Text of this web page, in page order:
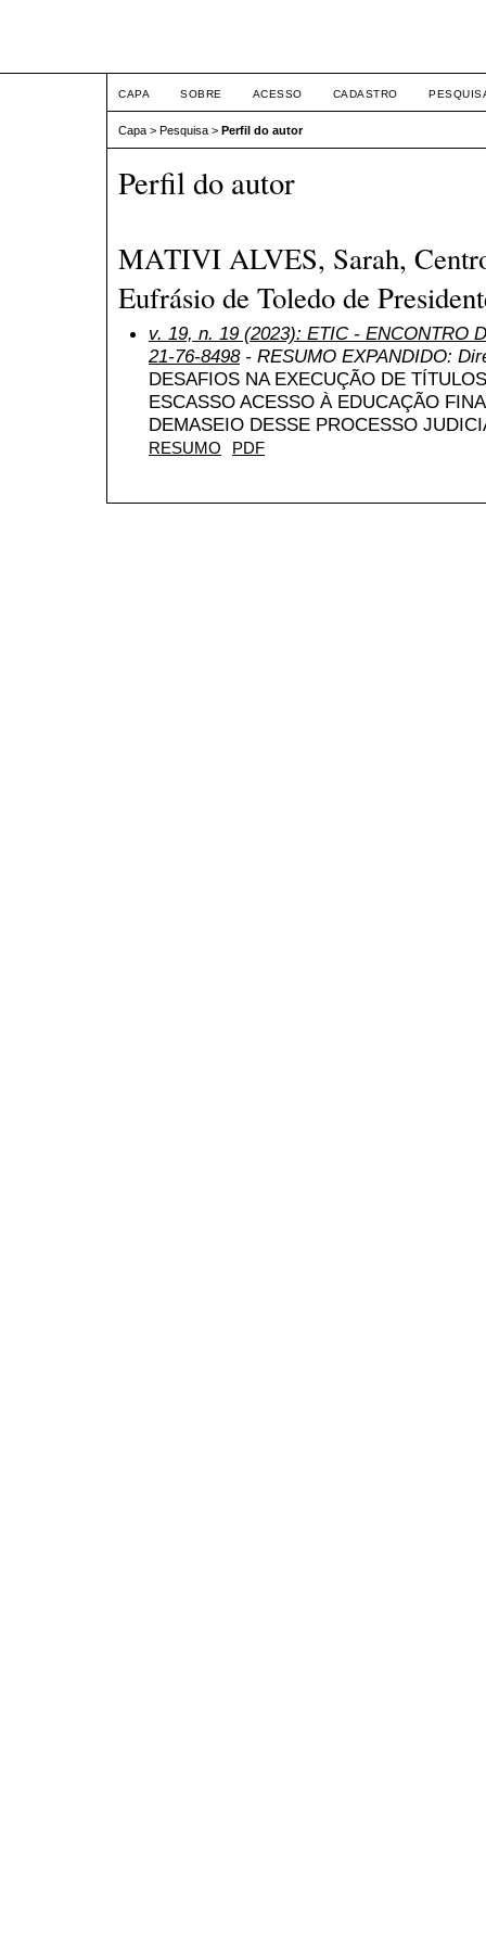
CAPA SOBRE ACESSO CADASTRO
Capa > Pesquisa > Perfil do autor
Perfil do autor
MATIVI ALVES, Sarah,
Eufrásio de Toledo de
v. 19, n. 19 (2023): ETIC - ENCONTRO
21-76-8498- RESUMO EXPANDIDO:
DESAFIOS NA EXECUÇÃO DE
ESCASSO ACESSO À EDUCAÇÃO
DEMASEIO DESSE PROCESSO
RESUMO PDF